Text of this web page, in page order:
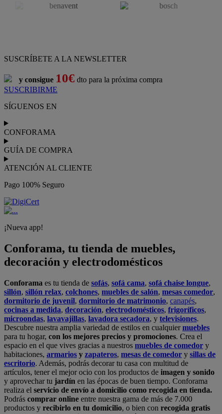
SUSCRÍBETE A LA NEWSLETTER
y consigue 10€ dto para la próxima compra
SUSCRIBIRME
SÍGUENOS EN
CONFORAMA
GUÍA DE COMPRA
ATENCIÓN AL CLIENTE
Pago 100% Seguro
¡Nueva app!
Conforama, tu tienda de muebles,
decoración y electrodomésticos
Conforama es tu tienda de sofás, sofá cama, sofá chaise longue,
sillón, sillón relax, colchones, muebles de salón, mesas comedor,
dormitorio de juvenil, dormitorio de matrimonio, canapés,
cocinas a medida, decoración, electrodomésticos, frigoríficos,
microondas, lavavajillas, lavadora secadora, y televisiones.
Descubre nuestra amplia variedad de estilos en cualquiermuebles
para tu hogar, con los mejores precios y promociones. Crea el
espacio en el que vives gracias a nuestros muebles de comedor y
habitaciones, armarios y zapateros, mesas de comedor y sillas de
escritorio. Además, podrás decorar tu casa con multitud de
artículos, tener el mejor ocio con los productos de imagen y sonido
y aprovechar tu jardín en las épocas de buen tiempo. Conforama
realiza el servicio de envío a domicilio como recogida en tienda.
Podrás comprar online entre nuestra gama de más de 7.000
productos y recibirlo en tu domicilio, o bien con recogida gratis